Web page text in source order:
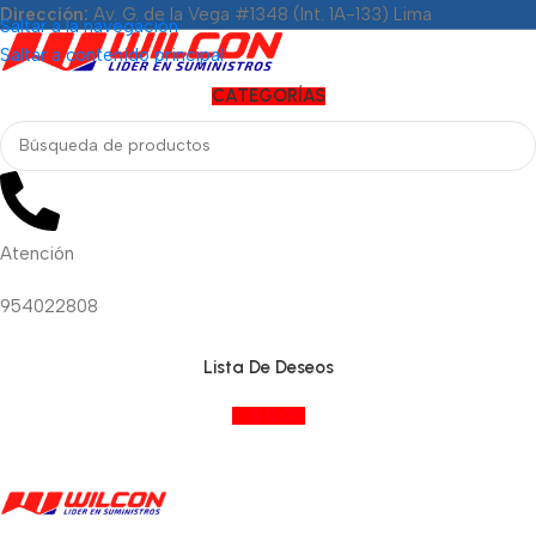
Saltar a la navegación
Saltar a contenido principal
Dirección: Av. G. de la Vega #1348 (Int. 1A-133) Lima
CATEGORÍAS
Atención
954022808
Lista De Deseos
$ 0.00